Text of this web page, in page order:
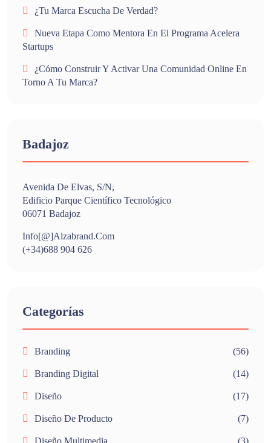
¿Tu Marca Escucha De Verdad?
Nueva Etapa Como Mentora En El Programa Acelera
Startups
¿Cómo Construir Y Activar Una Comunidad Online En
Torno A Tu Marca?
Badajoz
Avenida De Elvas, S/n,
Edificio Parque Científico Tecnológico
06071 Badajoz
Info[@]alzabrand.com
(+34)688 904 626
Categorías
Branding (56)
Branding Digital (14)
Diseño (17)
Diseño De Producto (7)
Diseño Multimedia (3)